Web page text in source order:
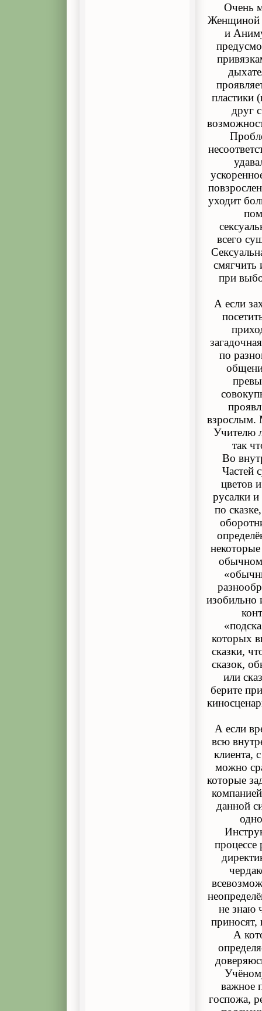
Очень
Женщиной
и
пластики
друг
уходит
всего
смягчить
при
А если
по
взрослым.
Учителю
так
Во
Частей
цветов
русалки
по
обычном
изобильно
которых
сказки,
сказок,
или
берите
А если
всю
клиента,
можно
которые
данной
процессе
не знаю
приносят,
А
важное
госпожа,